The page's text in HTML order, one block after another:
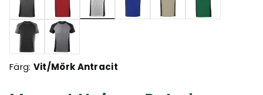
Valda
Färg: Vit/Mörk Antracit